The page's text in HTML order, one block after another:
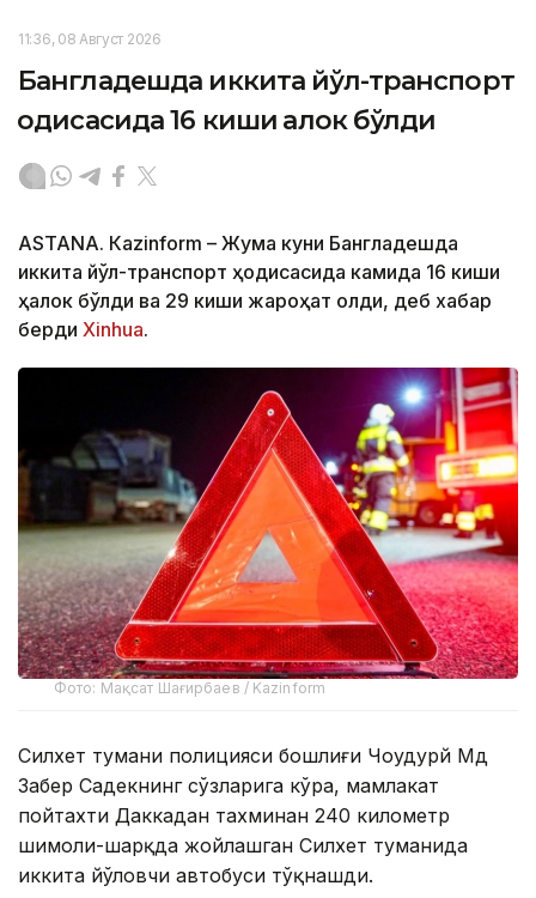
11:36, 08 Август 2026
Бангладешда иккита йўл-транспорт
ҳодисасида 16 киши ҳалок бўлди
ASTANА. Кazinform – Жума куни Бангладешда
иккита йўл-транспорт ҳодисасида камида 16 киши
ҳалок бўлди ва 29 киши жароҳат олди, деб хабар
берди Xinhua.
Фото: Мақсат Шағирбаев / Kazinform
Силхет тумани полицияси бошлиғи Чоудҳурй Мд
Забер Садекнинг сўзларига кўра, мамлакат
пойтахти Даккадан тахминан 240 километр
шимоли-шарқда жойлашган Силхет туманида
иккита йўловчи автобуси тўқнашди.